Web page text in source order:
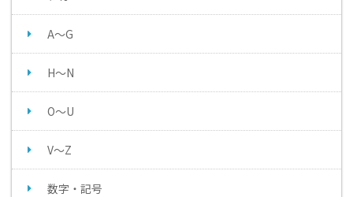
A～G
H～N
O～U
V～Z
数字・記号